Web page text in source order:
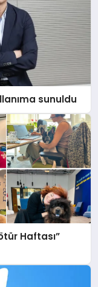
sunuldu
Haftası”